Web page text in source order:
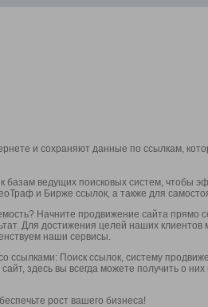
и сохраняют данные по ссылкам,
базам ведущих поисковых систем, чтобы
и Бирже ссылок, а также для
Начните продвижение сайта прямо
Для достижения целей наших
наши сервисы.
ссылками: Поиск ссылок, систему
здесь вы всегда можете получить о
рост вашего бизнеса!